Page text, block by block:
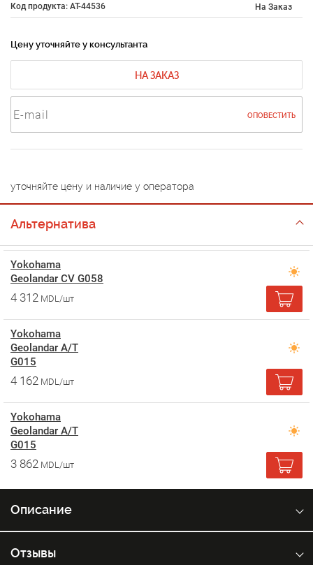
Код продукта: AT-44536 На Заказ
Цену уточняйте у консультанта
НА ЗАКАЗ
ОПОВЕСТИТЬ
уточняйте цену и наличие у оператора
Альтернатива
Yokohama
Geolandar CV G058
4 312 MDL/шт
Yokohama
Geolandar A/T
G015
4 162 MDL/шт
Yokohama
Geolandar A/T
G015
3 862 MDL/шт
Описание
Отзывы